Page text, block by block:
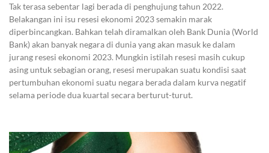
Tak terasa sebentar lagi berada di penghujung tahun 2022.
Belakangan ini isu resesi ekonomi 2023 semakin marak
diperbincangkan. Bahkan telah diramalkan oleh Bank Dunia (World
Bank) akan banyak negara di dunia yang akan masuk ke dalam
jurang resesi ekonomi 2023. Mungkin istilah resesi masih cukup
asing untuk sebagian orang, resesi merupakan suatu kondisi saat
pertumbuhan ekonomi suatu negara berada dalam kurva negatif
selama periode dua kuartal secara berturut-turut.